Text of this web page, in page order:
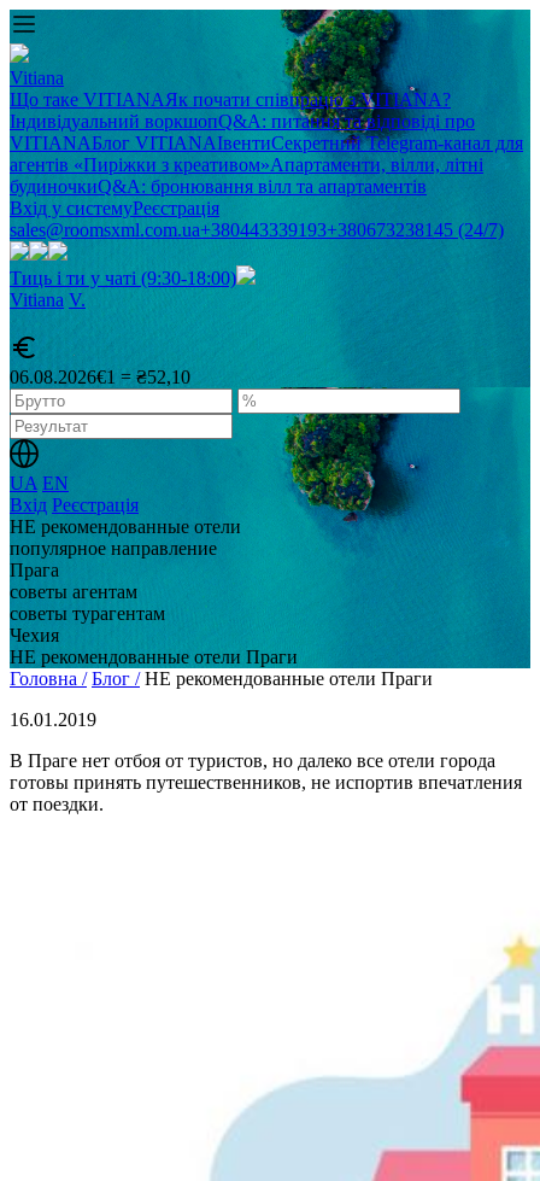
Vitiana
Що таке VITIANAЯк почати співпрацю з VITIANA?
Індивідуальний воркшопQ&A: питання та відповіді про
VITIANAБлог VITIANAІвентиСекретний Telegram-канал для
агентів «Пиріжки з креативом»Апартаменти, вілли, літні
будиночкиQ&A: бронювання вілл та апартаментів
Вхід у системуРеєстрація
sales@roomsxml.com.ua+380443339193+380673238145 (24/7)
Тиць і ти у чаті (9:30-18:00)
Vitiana V.
06.08.2026€1 = ₴52,10
UA EN
Вхід Реєстрація
НЕ рекомендованные отели
популярное направление
Прага
советы агентам
советы турагентам
Чехия
НЕ рекомендованные отели Праги
Головна / Блог / НЕ рекомендованные отели Праги
16.01.2019
В Праге нет отбоя от туристов, но далеко все отели города
готовы принять путешественников, не испортив впечатления
от поездки.